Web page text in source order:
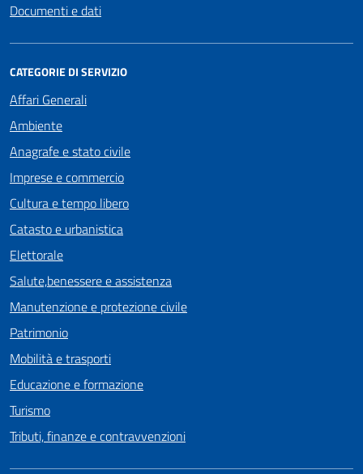
Documenti e dati
CATEGORIE DI SERVIZIO
Affari Generali
Ambiente
Anagrafe e stato civile
Imprese e commercio
Cultura e tempo libero
Catasto e urbanistica
Elettorale
Salute,benessere e assistenza
Manutenzione e protezione civile
Patrimonio
Mobilità e trasporti
Educazione e formazione
Turismo
Tributi, finanze e contravvenzioni